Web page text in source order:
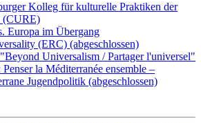
Kolleg für kulturelle Praktiken der
(CURE)
Europa im Übergang
(ERC) (abgeschlossen)
Universalism / Partager l'universel"
Penser la Méditerranée ensemble –
Jugendpolitik (abgeschlossen)